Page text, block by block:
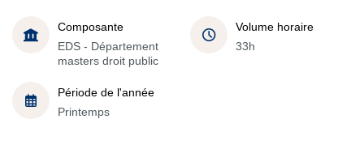
Composante
EDS - Département
masters droit public
Volume horaire
33h
Période de l'année
Printemps